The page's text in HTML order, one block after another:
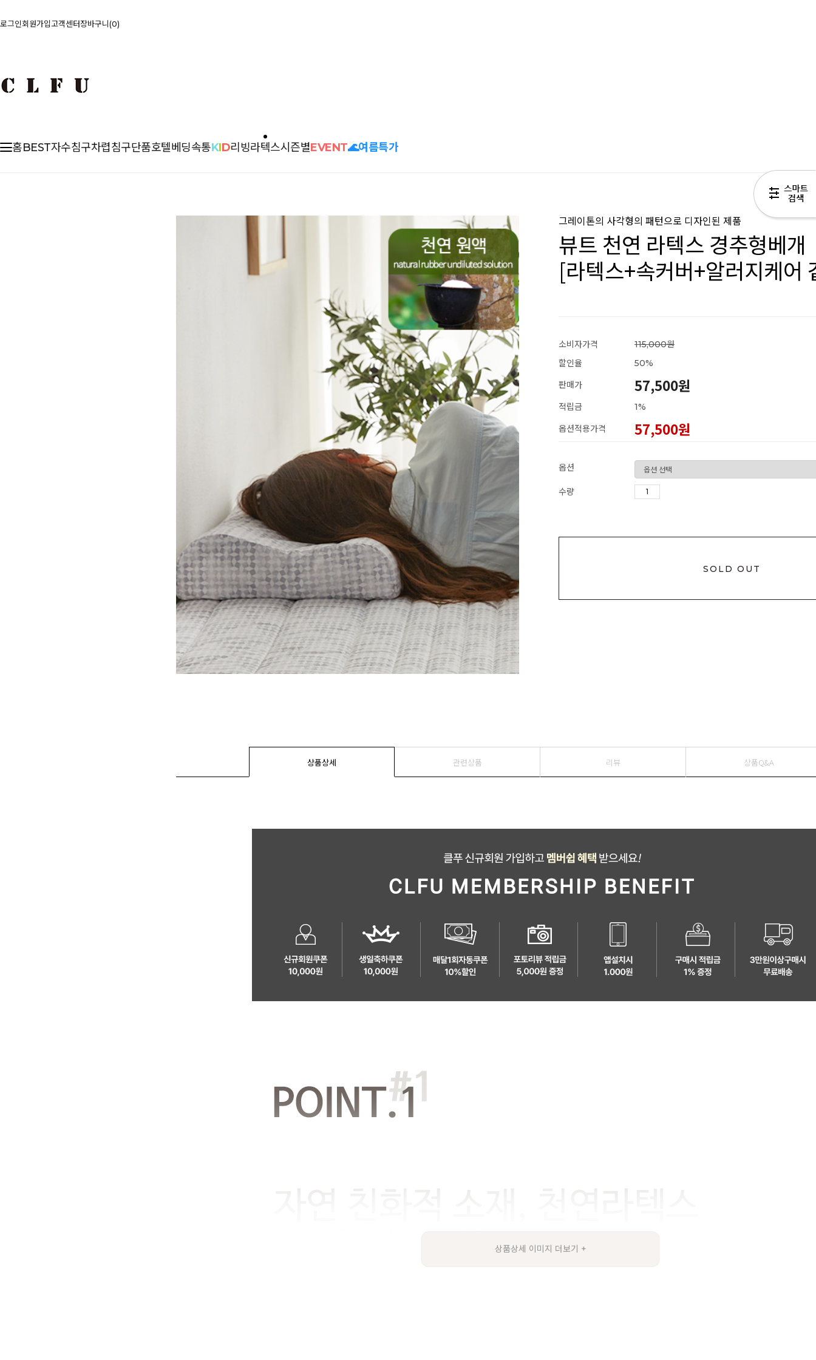
로그인회원가입고객센터장바구니 0
홈BEST자수침구차렵침구단품호텔베딩속통KID리빙라텍스시즌별EVENT🌊여름특가
그레이톤의 사각형의 패턴으로 디자인된 제품
뷰트 천연 라텍스 경추형베개
[라텍스+속커버+알러지케어
소비자가격
115,000원
할인율
50%
판매가
57,500원
적립금
1%
옵션적용가격
57,500원
옵션
수량
SOLD OUT
상품상세 이미지 더보기 +
상품상세 관련상품 리뷰 상품Q&A